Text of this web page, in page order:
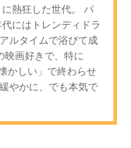
熱狂した世代。 パ
にはトレンディドラ
ルタイムで浴びて成
映画好きで、特に
かしい」で終わらせ
やかに、でも本気で